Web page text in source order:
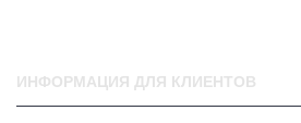
ИНФОРМАЦИЯ ДЛЯ КЛИЕНТОВ